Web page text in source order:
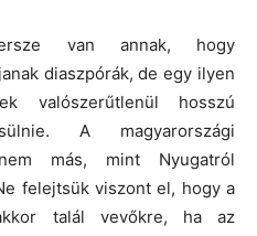
van annak, hogy
diaszpórák, de egy ilyen
valószerűtlenül hosszú
A magyarországi
más, mint Nyugatról
felejtsük viszont el, hogy a
talál vevőkre, ha az